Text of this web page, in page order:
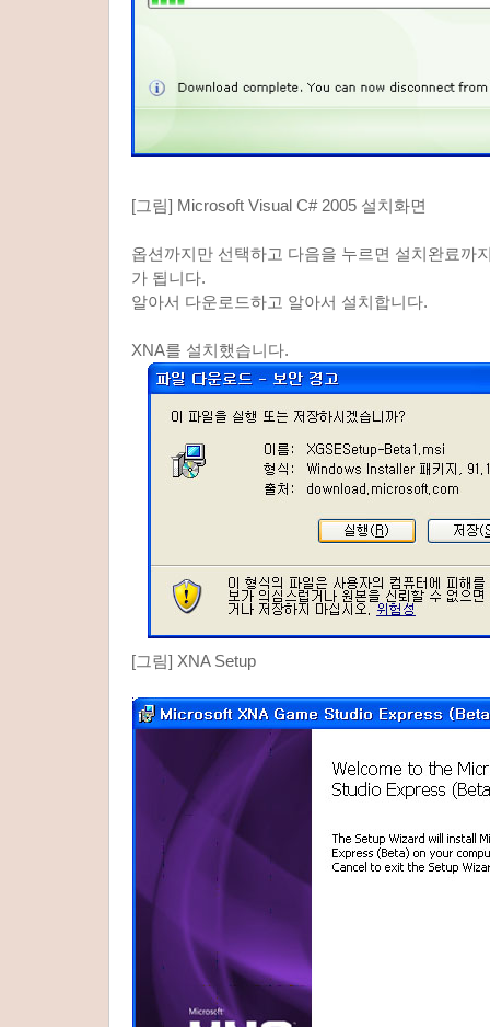
[그림] Microsoft Visual C# 2005 설치화면
옵션까지만 선택하고 다음을 누르면 설치완료까
가 됩니다.
알아서 다운로드하고 알아서 설치합니다.
XNA를 설치했습니다.
[그림] XNA Setup